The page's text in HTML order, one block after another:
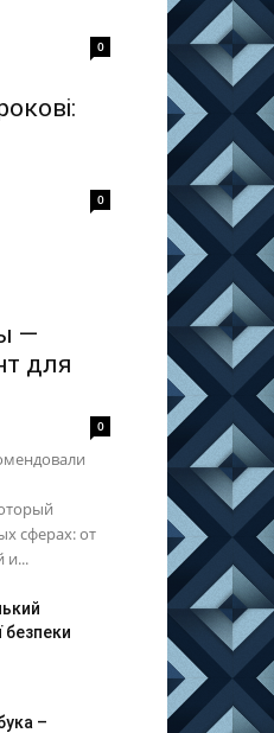
0
0
—
для
0
сферах: от
и...
безпеки
–